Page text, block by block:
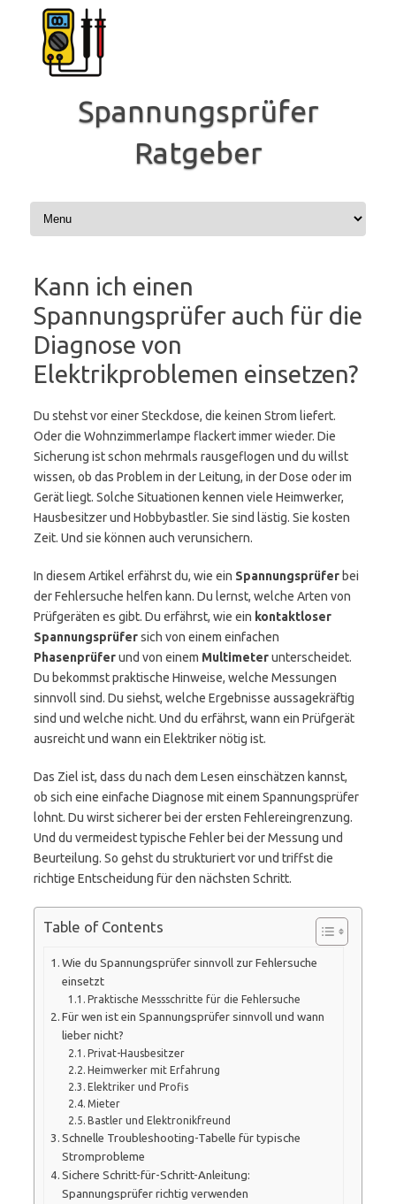
Inhalt
springen
Spannungsprüfer
Ratgeber
Kann ich einen
Spannungsprüfer auch für die
Diagnose von
Elektrikproblemen einsetzen?
Du stehst vor einer Steckdose, die keinen Strom liefert.
Oder die Wohnzimmerlampe flackert immer wieder. Die
Sicherung ist schon mehrmals rausgeflogen und du willst
wissen, ob das Problem in der Leitung, in der Dose oder im
Gerät liegt. Solche Situationen kennen viele Heimwerker,
Hausbesitzer und Hobbybastler. Sie sind lästig. Sie kosten
Zeit. Und sie können auch verunsichern.
In diesem Artikel erfährst du, wie ein Spannungsprüfer bei
der Fehlersuche helfen kann. Du lernst, welche Arten von
Prüfgeräten es gibt. Du erfährst, wie ein kontaktloser
Spannungsprüfersich von einem einfachen
Phasenprüferund von einem Multimeterunterscheidet.
Du bekommst praktische Hinweise, welche Messungen
sinnvoll sind. Du siehst, welche Ergebnisse aussagekräftig
sind und welche nicht. Und du erfährst, wann ein Prüfgerät
ausreicht und wann ein Elektriker nötig ist.
Das Ziel ist, dass du nach dem Lesen einschätzen kannst,
ob sich eine einfache Diagnose mit einem Spannungsprüfer
lohnt. Du wirst sicherer bei der ersten Fehlereingrenzung.
Und du vermeidest typische Fehler bei der Messung und
Beurteilung. So gehst du strukturiert vor und triffst die
richtige Entscheidung für den nächsten Schritt.
Table of Contents
Wie du Spannungsprüfer sinnvoll zur Fehlersuche
einsetzt
Praktische Messschritte für die Fehlersuche
Für wen ist ein Spannungsprüfer sinnvoll und wann
lieber nicht?
Privat-Hausbesitzer
Heimwerker mit Erfahrung
Elektriker und Profis
Mieter
Bastler und Elektronikfreund
Schnelle Troubleshooting-Tabelle für typische
Stromprobleme
Sichere Schritt-für-Schritt-Anleitung:
Spannungsprüfer richtig verwenden